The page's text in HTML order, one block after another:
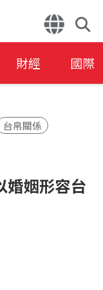
財經 國際
台帛關係
婚姻形容台